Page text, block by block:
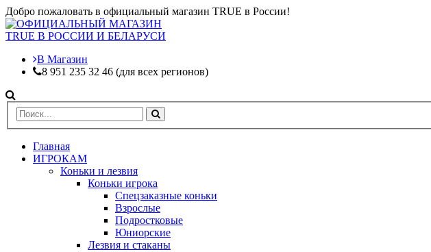
Добро пожаловать в официальный магазин TRUE в России!
В Магазин
8 951 235 32 46 (для всех регионов)
Главная
ИГРОКАМ
Коньки и лезвия
Коньки игрока
Спецзаказные коньки
Взрослые
Подростковые
Юниорские
Лезвия и стаканы